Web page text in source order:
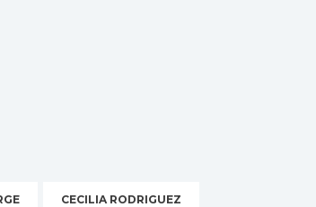
CECILIA RODRIGUEZ